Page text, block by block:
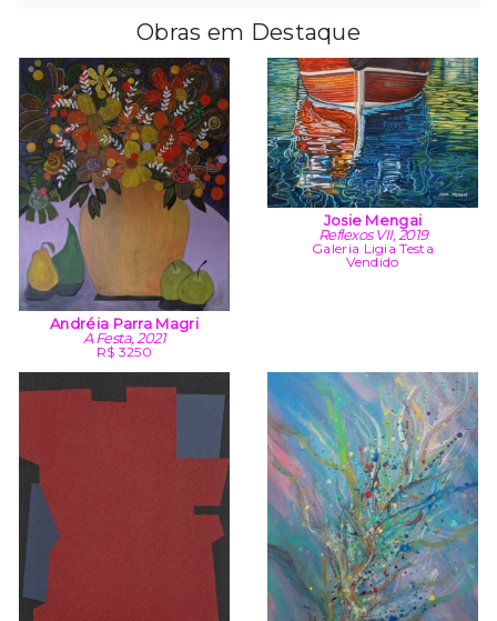
Obras em Destaque
Andréia Parra Magri
A Festa, 2021
R$ 3250
Josie Mengai
Reflexos VII, 2019
Galeria Ligia Testa
Vendido